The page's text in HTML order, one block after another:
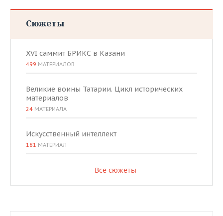
Сюжеты
XVI саммит БРИКС в Казани
499 МАТЕРИАЛОВ
Великие воины Татарии. Цикл исторических
материалов
24 МАТЕРИАЛА
Искусственный интеллект
181 МАТЕРИАЛ
Все сюжеты